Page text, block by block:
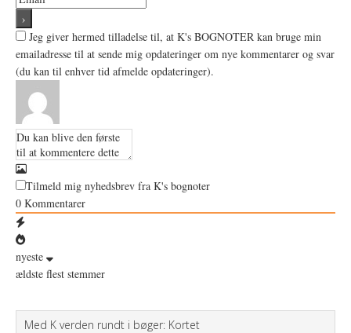
Jeg giver hermed tilladelse til, at K's BOGNOTER kan bruge min
emailadresse til at sende mig opdateringer om nye kommentarer og svar
(du kan til enhver tid afmelde opdateringer).
Tilmeld mig nyhedsbrev fra K's bognoter
0 Kommentarer
nyeste
ældste flest stemmer
Med K verden rundt i bøger: Kortet